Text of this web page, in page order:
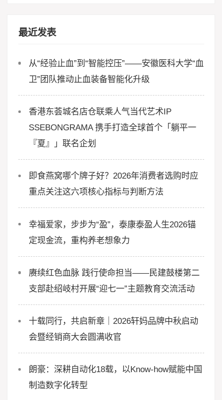
最近发表
从“经验止血”到“智能控压”——安徽医科大学“血
卫”团队推动止血装备智能化升级
香港东荟城名店仓联乘人气当代艺术IP
SSEBONGRAMA 携手打造全球首个「躺平一
『夏』」联名企划
即食燕窝哪个牌子好？2026年消费者选购时应
重点关注这六项核心指标与判断方法
幸福爱家，步步为“盈”，泰康泰盈人生2026锚
定现金流，重构养老想象力
赓续红色血脉 践行使命担当——民建鼓楼第二
支部赴绍岐村开展“迎七一”主题教育交流活动
十载同行，共启新章｜2026轩妈品牌中秋启动
会暨经销商大会圆满收官
朗豪：深耕自动化18载，以Know-how赋能中国
制造数字化转型